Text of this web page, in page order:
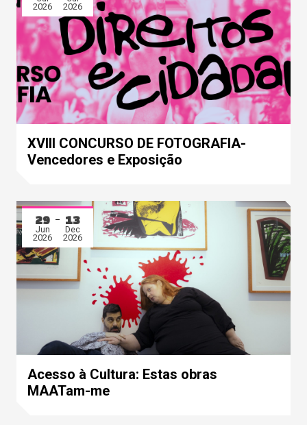
2026
2026
XVIII CONCURSO DE FOTOGRAFIA-
Vencedores e Exposição
29
Jun
2026
13
Dec
2026
Acesso à Cultura: Estas obras
MAATam-me